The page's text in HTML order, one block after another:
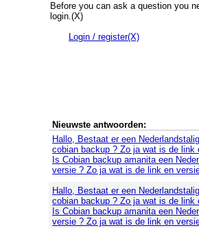
Before you can ask a question you
login.(X)
Login / register(X)
Nieuwste antwoorden:
Hallo, Bestaat er een
cobian backup ? Zo ja wat is de link
Is Cobian backup amanita een
versie ? Zo ja wat is de link en
Hallo, Bestaat er een
cobian backup ? Zo ja wat is de link
Is Cobian backup amanita een
versie ? Zo ja wat is de link en